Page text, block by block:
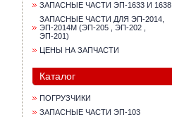
ЗАПАСНЫЕ ЧАСТИ ЭП-1633 И 1638
ЗАПАСНЫЕ ЧАСТИ ДЛЯ ЭП-2014,
ЭП-2014М (ЭП-205 , ЭП-202 ,
ЭП-201)
ЦЕНЫ НА ЗАПЧАСТИ
Каталог
ПОГРУЗЧИКИ
ЗАПАСНЫЕ ЧАСТИ ЭП-103